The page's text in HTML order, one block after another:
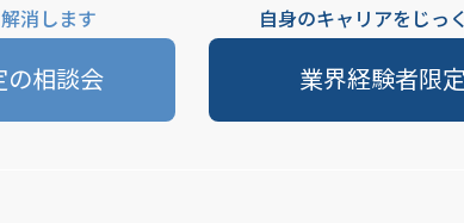
消します
の相談会
自身のキャリアをじっ
業界経験者限